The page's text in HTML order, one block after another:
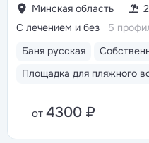
Минская область
Баня русская
Площадка для пляжного
С лечением и без 5
от 4300 ₽